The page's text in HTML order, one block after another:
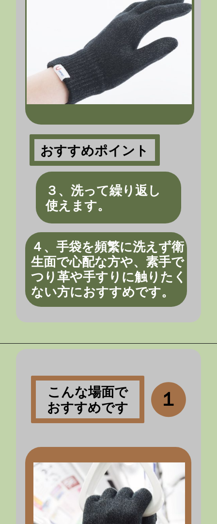
４、手袋を頻繁に洗えず衛
生面で心配な方や、素手で
つり革や手すりに触りたく
ない方におすすめです。
３、洗って繰り返し
使えます。
おすすめポイント
こんな場面で
おすすめです
１